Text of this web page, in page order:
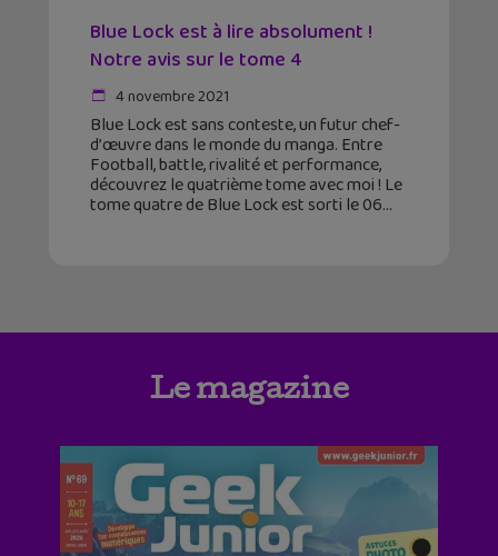
Blue Lock est à lire absolument !
Notre avis sur le tome 4
4 novembre 2021
Blue Lock est sans conteste, un futur chef-
d’œuvre dans le monde du manga. Entre
Football, battle, rivalité et performance,
découvrez le quatrième tome avec moi ! Le
tome quatre de Blue Lock est sorti le 06
Le magazine